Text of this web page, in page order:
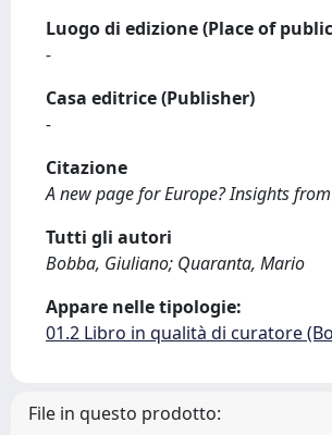
Luogo di edizione (Place of
-
Casa editrice (Publisher)
-
Citazione
A new page for Europe? Insights
Tutti gli autori
Bobba, Giuliano; Quaranta, Mario
Appare nelle tipologie:
01.2 Libro in qualità di curatore
File in questo prodotto: